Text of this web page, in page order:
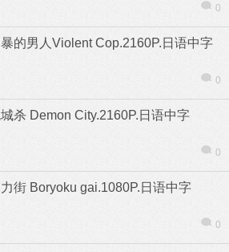
0
的男人Violent Cop.2160P.日语中字
0
杀 Demon City.2160P.日语中字
0
街 Boryoku gai.1080P.日语中字
0